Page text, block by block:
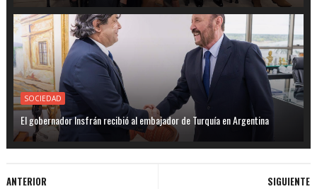
SOCIEDAD
El gobernador Insfrán recibió al embajador de Turquía en Argentina
SIGUIENTE
ANTERIOR